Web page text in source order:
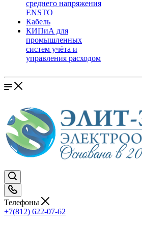
среднего напряжения
ENSTO
Кабель
КИПиА для
промышленных
систем учёта и
управления расходом
Телефоны
+7(812) 622-07-62